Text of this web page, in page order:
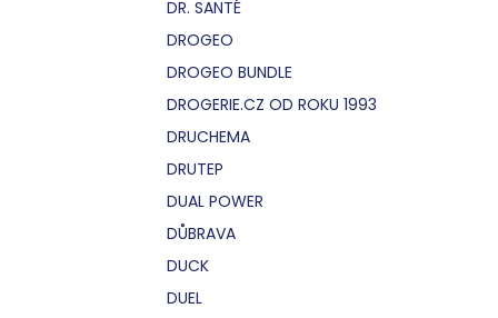
DR. SANTÉ
DROGEO
DROGEO BUNDLE
DROGERIE.CZ OD ROKU 1993
DRUCHEMA
DRUTEP
DUAL POWER
DŮBRAVA
DUCK
DUEL